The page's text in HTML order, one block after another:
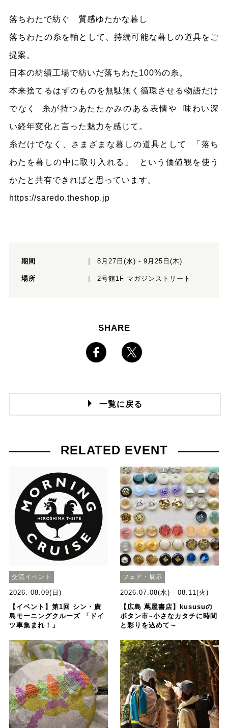
落ちわたで紡ぐ 質感ゆたかな暮し
落ちわたの糸を軸として、持続可能な暮しの道具をご
提案。
日本の紡績工場で紡いだ落ちわた100%の糸。
本来捨てるはずのものを無駄無く循環させる物語だけ
でなく 糸が持つあたたかみのある表情や 味わい深
い経年変化と言った魅力を感じて。
糸だけでなく、さまざまな暮しの道具として 「落ち
わたを暮しの中に取り入れる」 という価値観を使う
かたと共有できればと思っています。
https://saredo.theshop.jp
期間 8月27日(水) - 9月25日(木)
場所 2号館1F マガジンストリート
SHARE
一覧に戻る
RELATED EVENT
交流イベント
2026. 08.09(日)
【イベント】第1回 シン・廣
島モーニングクルーズ 「ドイ
ツ車集まれ！」
フェア・展示
2026.07.08(水) - 08.11(火)
【広島 蔦屋書店】kususuの
ボタン市~小さなカタチに時間
と彩りを込めて～